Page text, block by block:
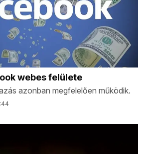
webes felülete
azonban megfelelően működik.